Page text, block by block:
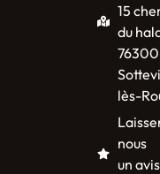
15
du
76300
lès-
nous
un avis